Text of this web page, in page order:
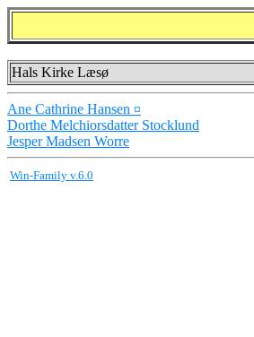
Hals Kirke Læsø
Ane Cathrine Hansen ¤
Dorthe Melchiorsdatter Stocklund
Jesper Madsen Worre
Win-Family v.6.0